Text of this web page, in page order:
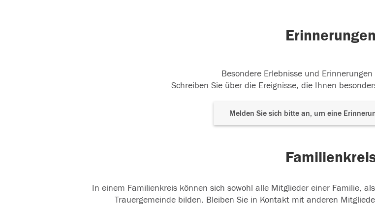
Erinnerungen
Besondere Erlebnisse und
Schreiben Sie über die Ereignisse, die Ihnen
Melden Sie sich bitte an, um eine
In einem Familienkreis können sich sowohl alle Mitglieder einer Familie,
Trauergemeinde bilden. Bleiben Sie in Kontakt mit anderen